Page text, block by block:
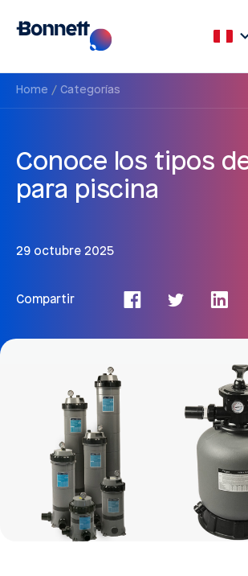
Home Categorías
Conoce los tipos
para piscina
29 octubre 2025
Compartir